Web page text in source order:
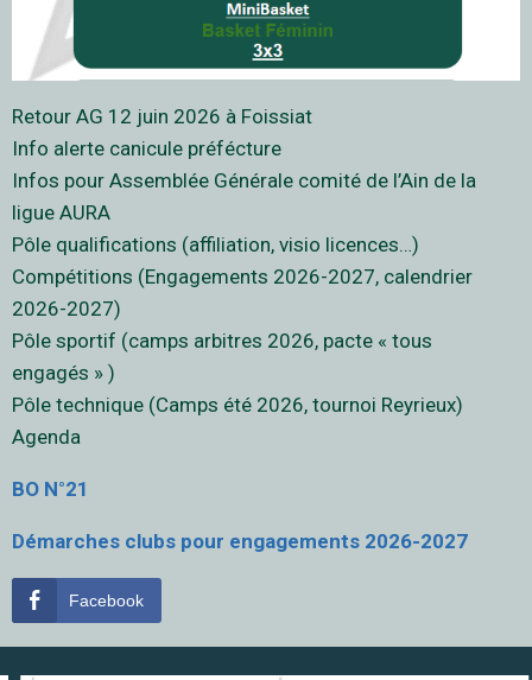
Retour AG 12 juin 2026 à Foissiat
Info alerte canicule préfécture
Infos pour Assemblée Générale comité de l’Ain de la
ligue AURA
Pôle qualifications (affiliation, visio licences…)
Compétitions (Engagements 2026-2027, calendrier
2026-2027)
Pôle sportif (camps arbitres 2026, pacte « tous
engagés » )
Pôle technique (Camps été 2026, tournoi Reyrieux)
Agenda
BO N°21
Démarches clubs pour engagements 2026-2027
Facebook